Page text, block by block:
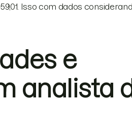
Isso com dados
e
analista